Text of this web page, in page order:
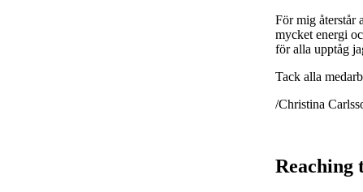
För mig återstår
mycket energi
för alla upptåg
Tack alla
/Christina
Reaching